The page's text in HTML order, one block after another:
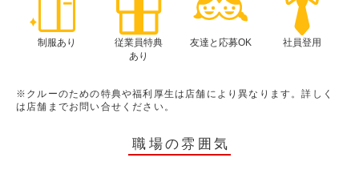
制服あり
従業員特典
あり
友達と応募OK 社員登用
※クルーのための特典や福利厚生は店舗により異なります。詳しく
は店舗までお問い合せください。
職場の雰囲気